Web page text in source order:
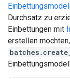
Durchsatz zu
Einbettungen mit
erstellen